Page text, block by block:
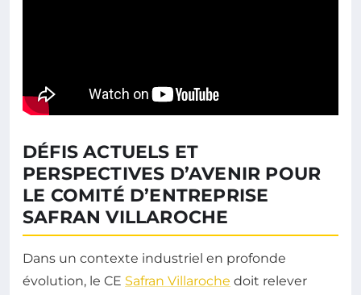
DÉFIS ACTUELS ET
PERSPECTIVES D’AVENIR POUR
LE COMITÉ D’ENTREPRISE
SAFRAN VILLAROCHE
Dans un contexte industriel en profonde
évolution, le CE Safran Villaroche doit relever